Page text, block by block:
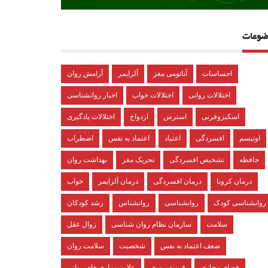
آرامش روان آلزایمر آناتومی مغز احساسات
اخبار روانشناسی اختلالات خواب اختلالات روانی
اختلالات یادگیری ازدواج استرس اسکیزوفرنی
اضطراب اعتماد به نفس اعتیاد افسردگی اوتیسم
بهداشت روان تحریک مغز تشخیص افسردگی حافظه
خواب درمان آلزایمر درمان افسردگی درمان کرونا
رشد کودکان روانشناس روانشناسی روانشناسی کودک
زوال عقل سازمان نظام روان شناسی سلامت
سلامت روان شخصیت ضعف اعتماد به نفس